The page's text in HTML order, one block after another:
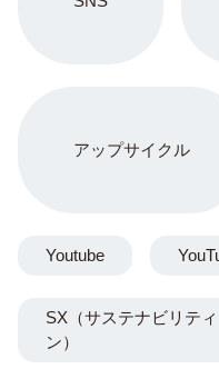
アップサイクル
Youtube
SX（サステナビリテ
ン）